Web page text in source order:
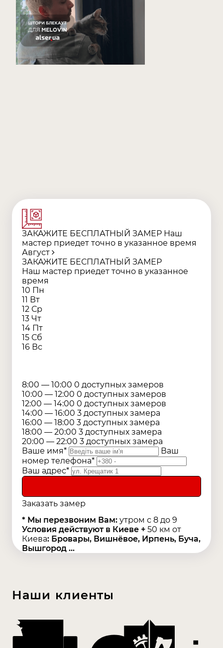
сделать заказ очень просто! Только позвоните
нам по указанным телефонам и уже в течение
24ч наш мастер проконсультирует вас по всем
необходимым вопросам или приедет к вам с
более подробной информацией.
ЗАКАЖИТЕ БЕСПЛАТНЫЙ ЗАМЕР Наш
мастер приедет точно в указанное время
Август
ЗАКАЖИТЕ БЕСПЛАТНЫЙ ЗАМЕР
Наш мастер приедет точно в указанное
время
10 Пн
11 Вт
12 Ср
13 Чт
14 Пт
15 Сб
16 Вс
8:00 — 10:00 0 доступных замеров
10:00 — 12:00 0 доступных замеров
12:00 — 14:00 0 доступных замеров
14:00 — 16:00 3 доступных замера
16:00 — 18:00 3 доступных замера
18:00 — 20:00 3 доступных замера
20:00 — 22:00 3 доступных замера
Ваше имя*
Ваш
номер телефона*
Ваш адрес*
Заказать замер
* Мы перезвоним Вам: утром с 8 до 9
Условия действуют в Киеве + 50 км от
Киева: Бровары, Вишнёвое, Ирпень, Буча,
Вышгород ...
Наши клиенты